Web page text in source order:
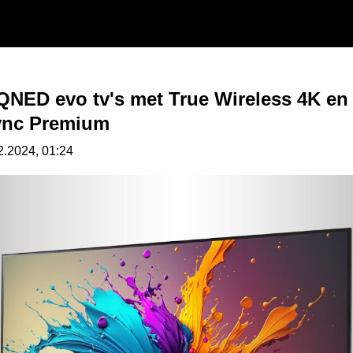
evo tv's met True Wireless 4K
Premium
01:24